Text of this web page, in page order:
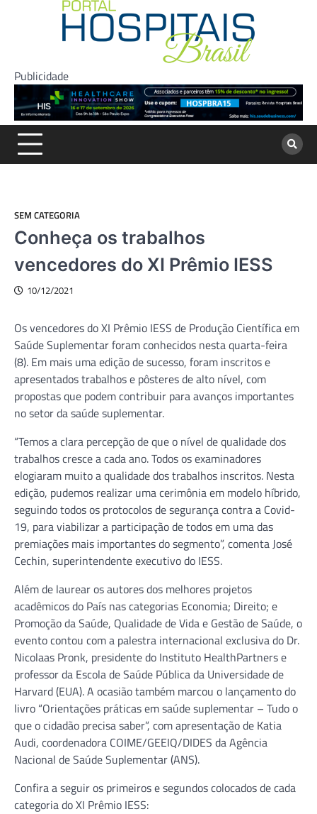
Publicidade
SEM CATEGORIA
Conheça os trabalhos
vencedores do XI Prêmio IESS
10/12/2021
Os vencedores do XI Prêmio IESS de Produção Científica em
Saúde Suplementar foram conhecidos nesta quarta-feira
(8). Em mais uma edição de sucesso, foram inscritos e
apresentados trabalhos e pôsteres de alto nível, com
propostas que podem contribuir para avanços importantes
no setor da saúde suplementar.
“Temos a clara percepção de que o nível de qualidade dos
trabalhos cresce a cada ano. Todos os examinadores
elogiaram muito a qualidade dos trabalhos inscritos. Nesta
edição, pudemos realizar uma cerimônia em modelo híbrido,
seguindo todos os protocolos de segurança contra a Covid-
19, para viabilizar a participação de todos em uma das
premiações mais importantes do segmento”, comenta José
Cechin, superintendente executivo do IESS.
Além de laurear os autores dos melhores projetos
acadêmicos do País nas categorias Economia; Direito; e
Promoção da Saúde, Qualidade de Vida e Gestão de Saúde, o
evento contou com a palestra internacional exclusiva do Dr.
Nicolaas Pronk, presidente do Instituto HealthPartners e
professor da Escola de Saúde Pública da Universidade de
Harvard (EUA). A ocasião também marcou o lançamento do
livro “Orientações práticas em saúde suplementar – Tudo o
que o cidadão precisa saber”, com apresentação de Katia
Audi, coordenadora COIME/GEEIQ/DIDES da Agência
Nacional de Saúde Suplementar (ANS).
Confira a seguir os primeiros e segundos colocados de cada
categoria do XI Prêmio IESS: